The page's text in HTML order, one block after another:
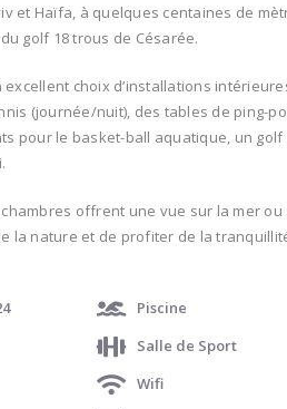
et Haïfa, à quelques centaines de
golf 18 trous de Césarée.
excellent choix d’installations
(journée/nuit), des tables de ping-
pour le basket-ball aquatique, un
offrent une vue sur la mer
la nature et de profiter de la
Piscine
Salle de Sport
Wifi